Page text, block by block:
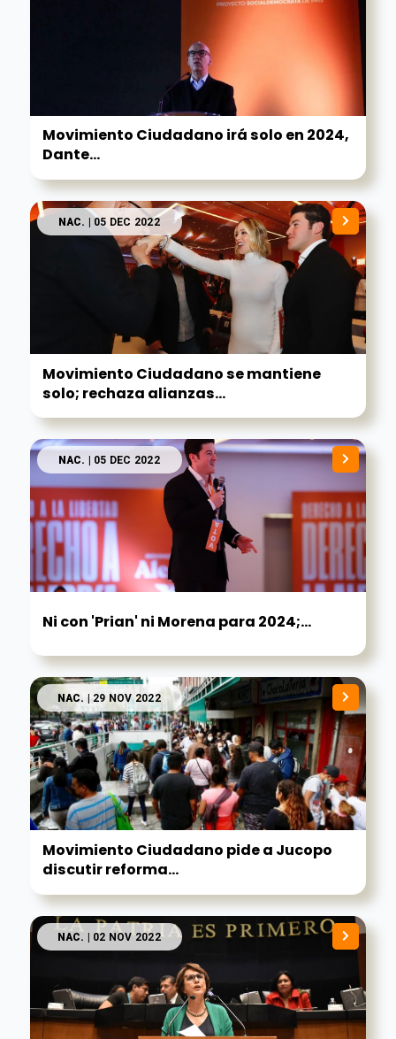
Movimiento Ciudadano irá solo en 2024,
Dante...
NAC. | 05 DEC 2022
Movimiento Ciudadano se mantiene
solo; rechaza alianzas...
NAC. | 05 DEC 2022
Ni con 'Prian' ni Morena para 2024;...
NAC. | 29 NOV 2022
Movimiento Ciudadano pide a Jucopo
discutir reforma...
NAC. | 02 NOV 2022